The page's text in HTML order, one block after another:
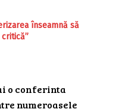
înseamnă să
o conferinta
numeroasele